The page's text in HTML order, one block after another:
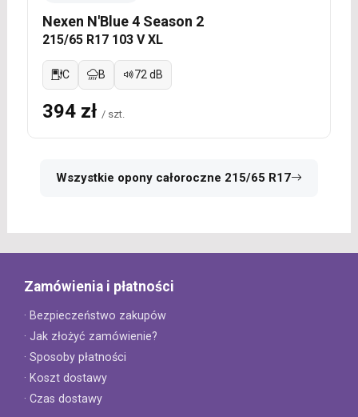
Nexen N'Blue 4 Season 2
215/65 R17 103 V XL
C B 72 dB
394 zł / szt.
Wszystkie opony całoroczne 215/65 R17
Zamówienia i płatności
· Bezpieczeństwo zakupów
· Jak złożyć zamówienie?
· Sposoby płatności
· Koszt dostawy
· Czas dostawy